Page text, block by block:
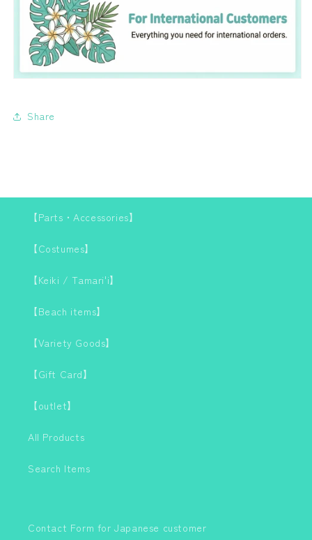
ク
ロ
ス
イ
エ
ー
イ
ビ
デ
フ
レ
キ
ク
ロ
ス
イ
エ
イ
ビ
フ
レ
キ
Share
【Parts・Accessories】
【Costumes】
【Keiki / Tamari'i】
【Beach items】
【Variety Goods】
【Gift Card】
【outlet】
All Products
Search Items
Contact Form for Japanese customer